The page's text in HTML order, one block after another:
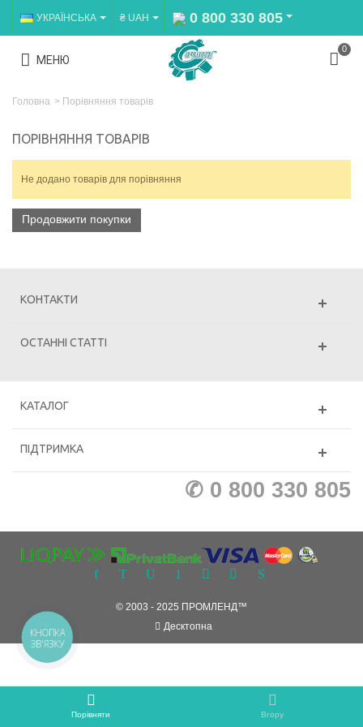
УКРАЇНСЬКА ₴ UAH 0 800 330 805
МЕНЮ
0
Головна > Порівняння товарів
ПОРІВНЯННЯ ТОВАРІВ
Не додано товарів для порівняння
Продовжити покупки
КОНТАКТИ
ОСТАННІ СТАТТІ
КАТАЛОГ
ПІДТРИМКА
✆ 0 800 330 805
© 2003 - 2025 ПРОМЛЕНД™
Десктопна
Порівняти Вгору
КНОПКА
ЗВ'ЯЗКУ